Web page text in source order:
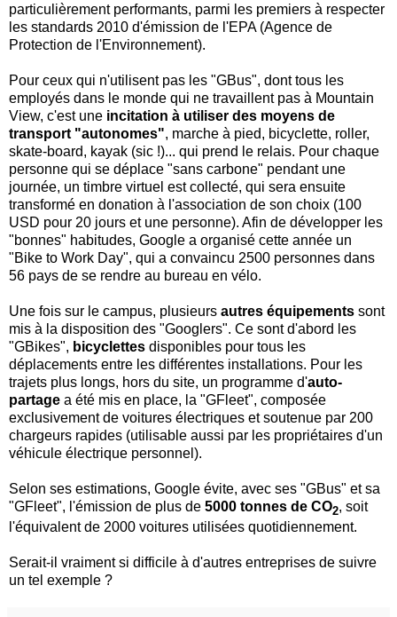
particulièrement performants, parmi les premiers à respecter
les standards 2010 d'émission de l'EPA (Agence de
Protection de l'Environnement).
Pour ceux qui n'utilisent pas les "GBus", dont tous les
employés dans le monde qui ne travaillent pas à Mountain
View, c'est une incitation à utiliser des moyens de
transport "autonomes", marche à pied, bicyclette, roller,
skate-board, kayak (sic !)... qui prend le relais. Pour chaque
personne qui se déplace "sans carbone" pendant une
journée, un timbre virtuel est collecté, qui sera ensuite
transformé en donation à l'association de son choix (100
USD pour 20 jours et une personne). Afin de développer les
"bonnes" habitudes, Google a organisé cette année un
"Bike to Work Day", qui a convaincu 2500 personnes dans
56 pays de se rendre au bureau en vélo.
Une fois sur le campus, plusieurs autres équipements sont
mis à la disposition des "Googlers". Ce sont d'abord les
"GBikes", bicyclettes disponibles pour tous les
déplacements entre les différentes installations. Pour les
trajets plus longs, hors du site, un programme d'auto-
partage a été mis en place, la "GFleet", composée
exclusivement de voitures électriques et soutenue par 200
chargeurs rapides (utilisable aussi par les propriétaires d'un
véhicule électrique personnel).
Selon ses estimations, Google évite, avec ses "GBus" et sa
"GFleet", l'émission de plus de 5000 tonnes de CO2, soit
l'équivalent de 2000 voitures utilisées quotidiennement.
Serait-il vraiment si difficile à d'autres entreprises de suivre
un tel exemple ?